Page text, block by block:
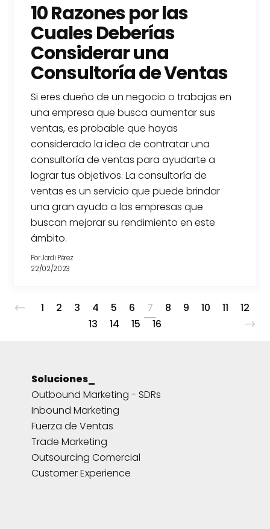
10 Razones por las
Cuales Deberías
Considerar una
Consultoría de Ventas
Si eres dueño de un negocio o trabajas en
una empresa que busca aumentar sus
ventas, es probable que hayas
considerado la idea de contratar una
consultoría de ventas para ayudarte a
lograr tus objetivos. La consultoría de
ventas es un servicio que puede brindar
una gran ayuda a las empresas que
buscan mejorar su rendimiento en este
ámbito.
PorJordi Pérez
22/02/2023
1 2 3 4 5 6 7 8 9 10 11
12
13
14 15 16
Soluciones_
Outbound Marketing - SDRs
Inbound Marketing
Fuerza de Ventas
Trade Marketing
Outsourcing Comercial
Customer Experience